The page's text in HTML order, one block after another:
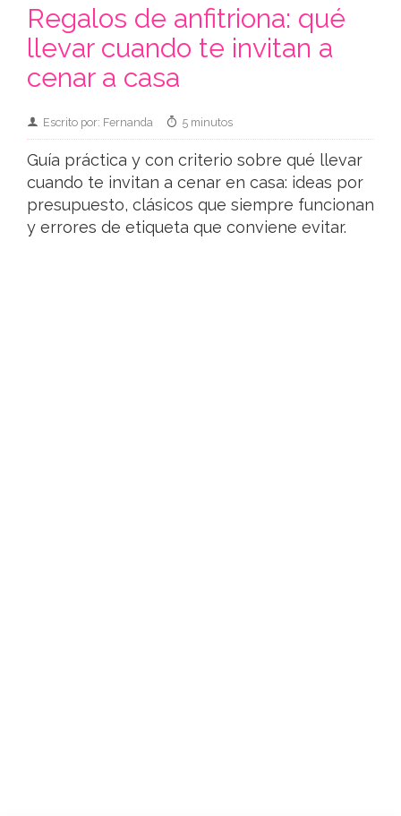
Regalos de anfitriona: qué
llevar cuando te invitan a
cenar a casa
Escrito por: Fernanda 5 minutos
Guía práctica y con criterio sobre qué llevar
cuando te invitan a cenar en casa: ideas por
presupuesto, clásicos que siempre funcionan
y errores de etiqueta que conviene evitar.